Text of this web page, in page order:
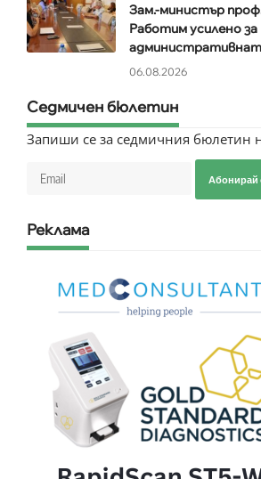
Зам.-министър
Работим усилено за
06.08.2026
Седмичен бюлетин
Запиши се за седмичния бюлетин
Абонирай
Реклама